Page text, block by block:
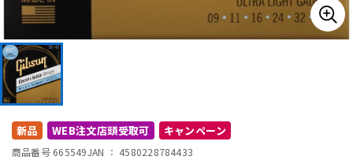
DJ機器 DTM
配信/ライブ機器
新品 WEB注文店頭受取可 キャンペーン
商品番号 665549JAN ： 4580228784433